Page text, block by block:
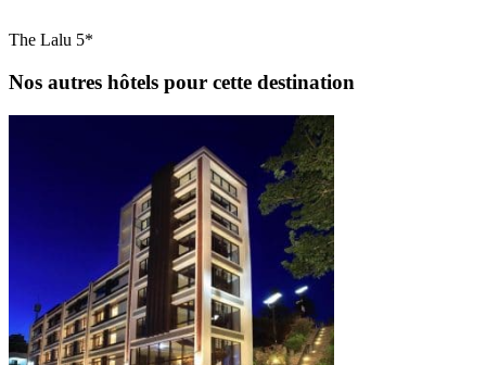
The Lalu 5*
Nos autres hôtels pour cette destination